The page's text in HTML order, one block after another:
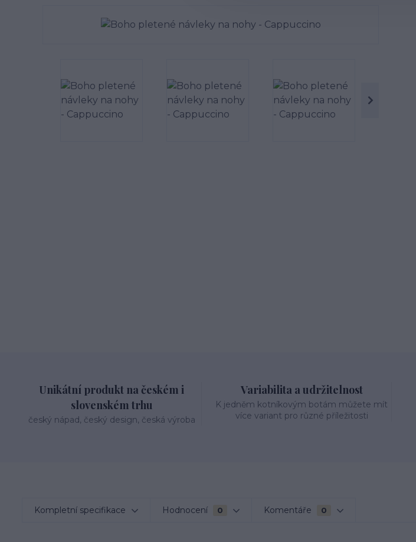
Unikátní produkt na českém i
slovenském trhu
český nápad, český design, česká výroba
Variabilita a udržitelnost
K jedněm kotníkovým botám můžete mít
více variant pro různé příležitosti
Kompletní specifikace Hodnocení 0 Komentáře 0